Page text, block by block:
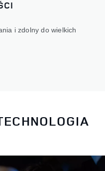
i zdolny do wielkich